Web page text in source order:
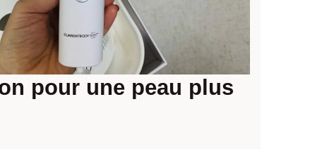
pour une peau plus